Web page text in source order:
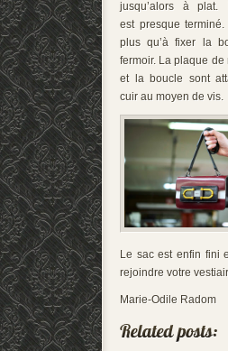
jusqu’alors à plat.
est presque
plus qu’à fixer la
fermoir. La plaque de
et la boucle sont
cuir au moyen de vis.
Le sac est enfin fini
rejoindre votre
Marie-Odile Radom